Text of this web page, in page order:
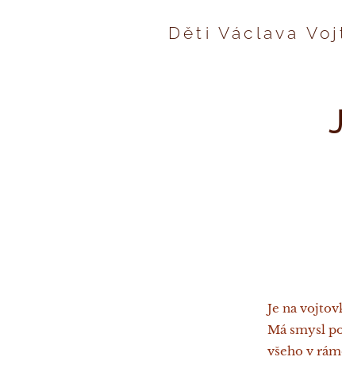
Děti Václava
Je na
Má smysl
všeho v